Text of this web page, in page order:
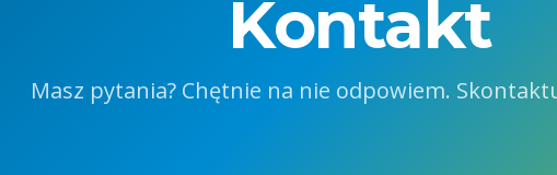
Kontakt
Masz pytania? Chętnie na nie odpowiem.